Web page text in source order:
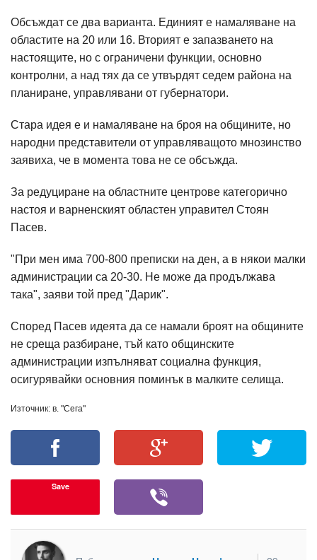
Обсъждат се два варианта. Единият е намаляване на
областите на 20 или 16. Вторият е запазването на
настоящите, но с ограничени функции, основно
контролни, а над тях да се утвърдят седем района на
планиране, управлявани от губернатори.
Стара идея е и намаляване на броя на общините, но
народни представители от управляващото мнозинство
заявиха, че в момента това не се обсъжда.
За редуциране на областните центрове категорично
настоя и варненският областен управител Стоян
Пасев.
"При мен има 700-800 преписки на ден, а в някои малки
администрации са 20-30. Не може да продължава
така", заяви той пред "Дарик".
Според Пасев идеята да се намали броят на общините
не среща разбиране, тъй като общинските
администрации изпълняват социална функция,
осигурявайки основния поминък в малките селища.
Източник: в. "Сега"
Save